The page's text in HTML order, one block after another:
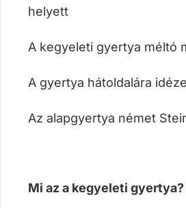
helyett
A kegyeleti gyertya méltó
A gyertya hátoldalára
Az alapgyertya német
Mi az a kegyeleti gyertya?